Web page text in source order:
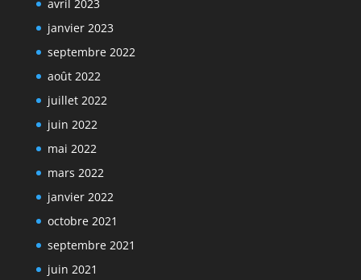
avril 2023
janvier 2023
septembre 2022
août 2022
juillet 2022
juin 2022
mai 2022
mars 2022
janvier 2022
octobre 2021
septembre 2021
juin 2021